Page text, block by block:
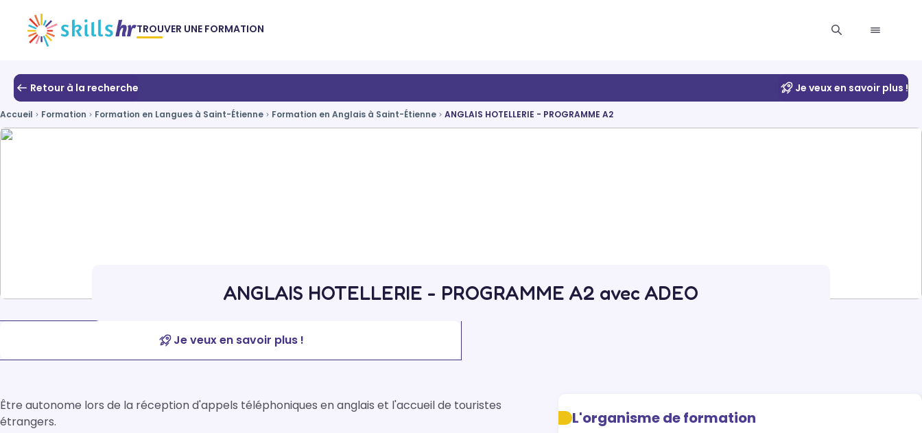
TROUVER UNE FORMATION
Retour à la recherche Je veux en savoir plus !
Accueil Formation Formation en Langues à Saint-Étienne Formation en Anglais à Saint-Étienne ANGLAIS HOTELLERIE - PROGRAMME A2
ANGLAIS HOTELLERIE - PROGRAMME A2 avec ADEO
Je veux en savoir plus !
Être autonome lors de la réception d'appels téléphoniques en anglais et l'accueil de touristes
L'organisme de formation